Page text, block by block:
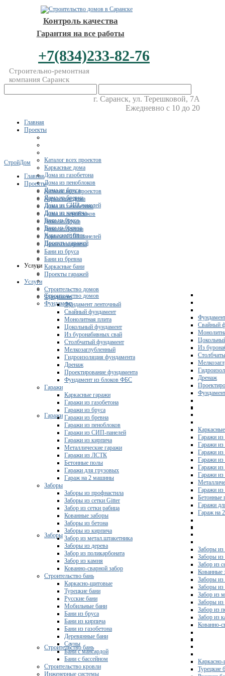
Контроль качества
Гарантия на все работы
+7(834)233-82-76
Строительно-ремонтная
компания Саранск
г. Саранск, ул. Терешковой, 7А
Ежедневно с 10 до 20
Главная
Проекты
Каталог всех проектов
Каркасные дома
Дома из газобетона
Дома из пеноблоков
Дома из бруса
Дома из бревна
Дома из СИП-панелей
Дома из кирпича
Бани из бруса
Бани из бревна
Каркасные бани
Проекты гаражей
Услуги
Строительство домов
Фундамент
Свайный
Из
Дренаж
Гаражи
Гаражи из
Гаражи из
Гаражи из
Гаражи из
Гаражи
Гаражи из
Гаражи
Бетонные
Гаражи
Гараж на
Заборы
Заборы из
Заборы из
Забор из
Кованные
Заборы из
Заборы из
Забор из
Заборы из
Забор из
Забор из
Кованно-
Строительство бань
Турецкие
СтройДом
Главная
Проекты
Каталог всех проектов
Каркасные дома
Дома из газобетона
Дома из пеноблоков
Дома из бруса
Дома из бревна
Дома из СИП-панелей
Дома из кирпича
Бани из бруса
Бани из бревна
Каркасные бани
Проекты гаражей
Услуги
Строительство домов
Фундамент
Фундамент ленточный
Свайный фундамент
Монолитная плита
Цокольный фундамент
Из буронабивных свай
Столбчатый фундамент
Мелкозаглубленный
Гидроизоляция фундамента
Дренаж
Проектирование фундамента
Фундамент из блоков ФБС
Гаражи
Каркасные гаражи
Гаражи из газобетона
Гаражи из бруса
Гаражи из бревна
Гаражи из пеноблоков
Гаражи из СИП-панелей
Гаражи из кирпича
Металлические гаражи
Гаражи из ЛСТК
Бетонные полы
Гаражи для грузовых
Гараж на 2 машины
Заборы
Заборы из профнастила
Заборы из сетки Gitter
Забор из сетки рабица
Кованные заборы
Заборы из бетона
Заборы из кирпича
Забор из метал.штакетника
Заборы из дерева
Забор из поликарбоната
Забор из камня
Кованно-сварной забор
Строительство бань
Каркасно-щитовые
Турецкие бани
Русские бани
Мобильные бани
Бани из бруса
Бани из кирпича
Бани из газобетона
Деревянные бани
Сауны
Бани с мансардой
Бани с бассейном
Строительство кровли
Инженерные системы